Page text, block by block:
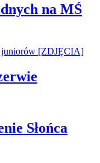
na MŚ
Słońca